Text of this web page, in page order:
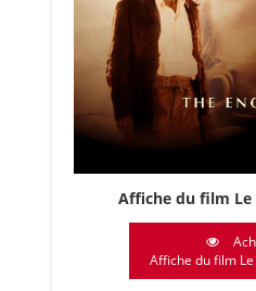
Affiche du film Le
Affiche du film